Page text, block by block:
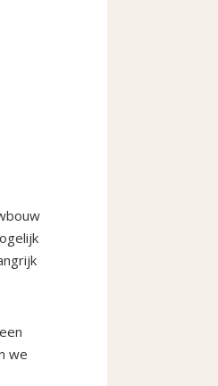
we